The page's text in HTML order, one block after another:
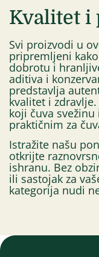
Kvalitet i
Svi proizvodi u
pripremljeni
dobrotu i
aditiva i
predstavlja
kvalitet i
koji čuva
praktičnim za
Istražite našu
otkrijte
ishranu. Bez
ili sastojak za
kategorija nudi